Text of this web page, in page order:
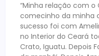
“Minha relação com
comecinho da minha
sucesso foi com
no Interior do Ceará
Crato, Iguatu. Depois